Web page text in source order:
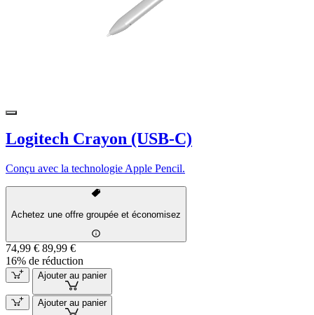
Logitech Crayon (USB-C)
Conçu avec la technologie Apple Pencil.
Achetez une offre groupée et économisez
74,99 € 89,99 €
16% de réduction
Ajouter au panier
Ajouter au panier